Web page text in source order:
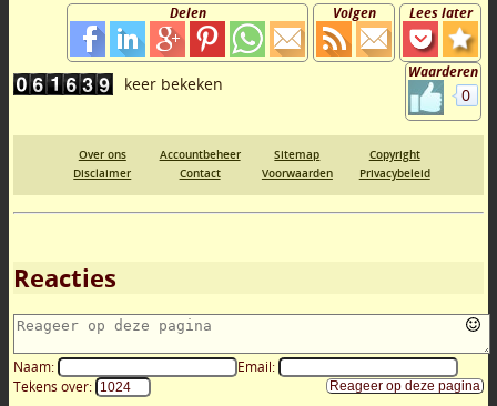
Lees later
Volgen
Delen
Waarderen
0
Over ons Accountbeheer Sitemap
Copyright
Disclaimer
Contact Voorwaarden Privacybeleid
Reacties
Naam:
Email:
Tekens over: